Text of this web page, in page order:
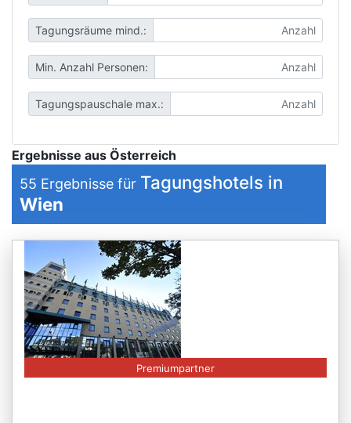
Tagungsräume mind.:
Min. Anzahl Personen:
Tagungspauschale max.:
Ergebnisse aus Österreich
55 Ergebnisse für Tagungshotels in
Wien
Premiumpartner